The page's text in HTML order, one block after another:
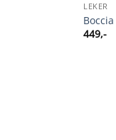
LEKER
449,-